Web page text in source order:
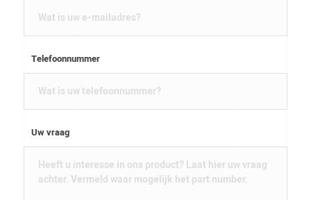
Telefoonnummer
Uw vraag